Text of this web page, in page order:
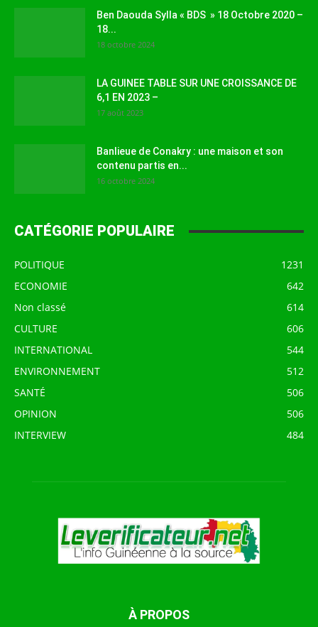
Ben Daouda Sylla « BDS » 18 Octobre 2020 –
18...
18 octobre 2024
LA GUINEE TABLE SUR UNE CROISSANCE DE
6,1 EN 2023 –
17 août 2023
Banlieue de Conakry : une maison et son
contenu partis en...
16 octobre 2024
CATÉGORIE POPULAIRE
POLITIQUE
1231
ECONOMIE
642
Non classé
614
CULTURE
606
INTERNATIONAL
544
ENVIRONNEMENT
512
SANTÉ
506
OPINION
506
INTERVIEW
484
À PROPOS